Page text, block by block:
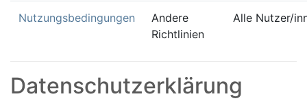
Nutzungsbedingungen
Andere
Richtlinien
Alle Nutzer/
Datenschutzerklärung